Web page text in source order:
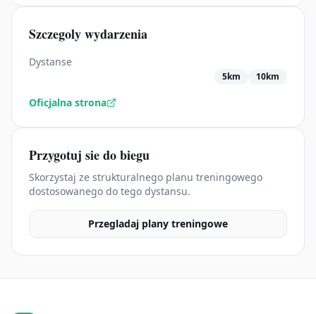
Szczegoly wydarzenia
Dystanse
5km 10km
Oficjalna strona
Przygotuj sie do biegu
Skorzystaj ze strukturalnego planu treningowego
dostosowanego do tego dystansu.
Przegladaj plany treningowe